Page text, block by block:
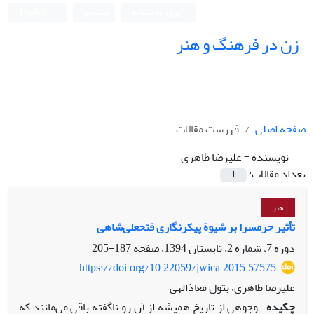
زن در فرهنگ و هنر
صفحه اصلی
فهرست مقالات
نویسنده =علیرضا طاهری
تعداد مقالات:
1
هنر
تأثیر حرمسرا بر شیوة پیکرنگاری فتحعلی‌شاهی
دوره 7، شماره 2، تابستان 1394، صفحه
187-205
https://doi.org/10.22059/jwica.2015.57575
علیرضا طاهری، بتول معاذالهی
چکیده وجوهی از تاریخ همیشه از آن رو ناگفته باقی می‌مانند که